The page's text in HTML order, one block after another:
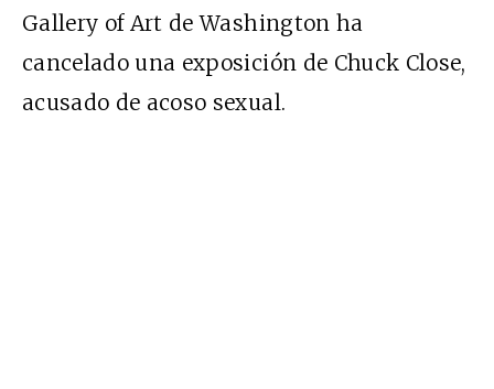
Gallery of Art de Washington ha
cancelado una exposición de Chuck Close,
acusado de acoso sexual.